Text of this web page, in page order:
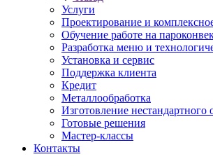
Услуги
Проектирование и
Обучение работе на
Разработка меню и
Установка и сервис
Поддержка клиента
Кредит
Металлообработка
Изготовление нестандартного
Готовые решения
Мастер-классы
Контакты